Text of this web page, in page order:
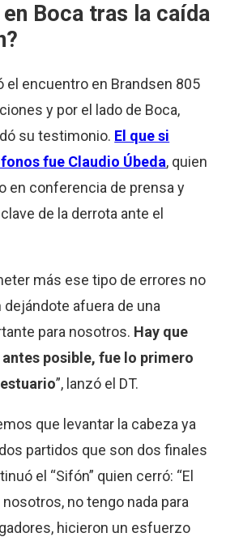
Boca tras la caída
el encuentro en Brandsen 805
y por el lado de Boca,
su testimonio. El que si
fue Claudio Úbeda, quien
en conferencia de prensa y
de la derrota ante el
más ese tipo de errores no
afuera de una
para nosotros. Hay que
antes posible, fue lo primero
”, lanzó el DT.
que levantar la cabeza ya
partidos que son dos finales
el “Sifón” quien cerró: “El
no tengo nada para
hicieron un esfuerzo